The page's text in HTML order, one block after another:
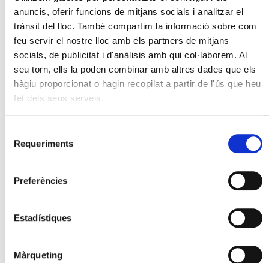
anuncis, oferir funcions de mitjans socials i analitzar el
trànsit del lloc. També compartim la informació sobre com
feu servir el nostre lloc amb els partners de mitjans
socials, de publicitat i d'anàlisis amb qui col·laborem. Al
seu torn, ells la poden combinar amb altres dades que els
hàgiu proporcionat o hagin recopilat a partir de l'ús que heu
fet dels seus serveis.
Requeriments
Preferències
Estadístiques
Màrqueting